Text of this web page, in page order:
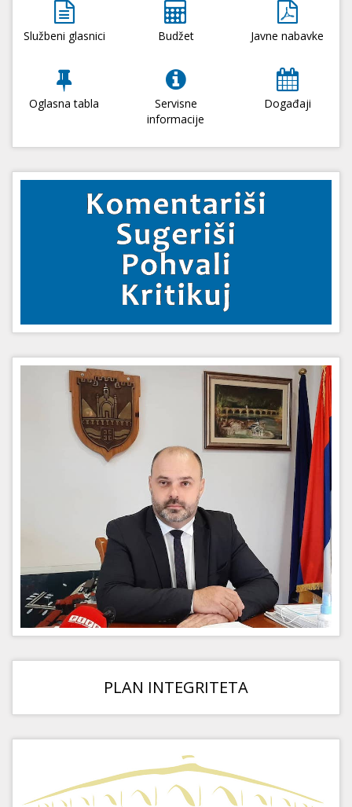
Službeni glasnici Budžet Javne nabavke
Oglasna tabla
Servisne
informacije
Događaji
PLAN INTEGRITETA